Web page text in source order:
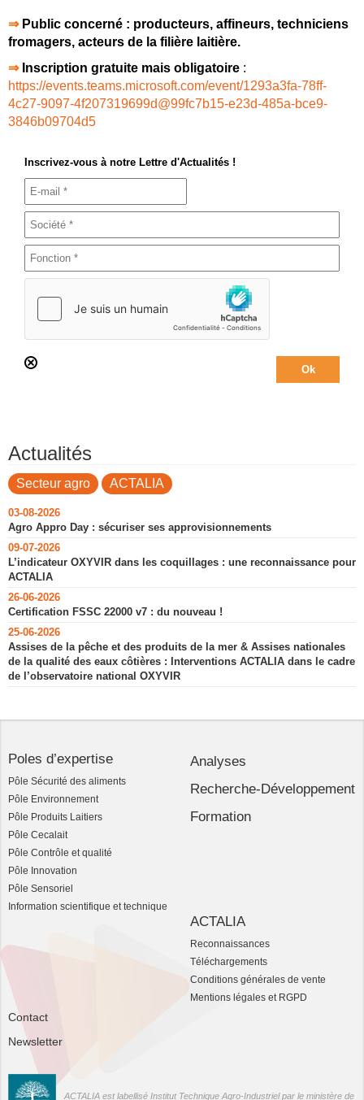
⇒‍Public concerné : producteurs, affineurs, techniciens
fromagers, acteurs de la filière laitière.
⇒‍Inscription gratuite mais obligatoire :
https://events.teams.microsoft.com/event/1293a3fa-78ff-
4c27-9097-4f207319699d@99fc7b15-e23d-485a-bce9-
3846b09704d5
Inscrivez-vous à notre Lettre d'Actualités !
Actualités
Secteur agro ACTALIA
03-08-2026
Agro Appro Day : sécuriser ses approvisionnements
09-07-2026
L’indicateur OXYVIR dans les coquillages : une reconnaissance pour
ACTALIA
26-06-2026
Certification FSSC 22000 v7 : du nouveau !
25-06-2026
Assises de la pêche et des produits de la mer & Assises nationales
de la qualité des eaux côtières : Interventions ACTALIA dans le cadre
de l’observatoire national OXYVIR
Poles d’expertise
Pôle Sécurité des aliments
Pôle Environnement
Pôle Produits Laitiers
Pôle Cecalait
Pôle Contrôle et qualité
Pôle Innovation
Pôle Sensoriel
Information scientifique et technique
Analyses
Recherche-Développement
Formation
ACTALIA
Reconnaissances
Téléchargements
Conditions générales de vente
Mentions légales et RGPD
Contact
Newsletter
ACTALIA est labellisé Institut Technique Agro-Industriel par le ministère de